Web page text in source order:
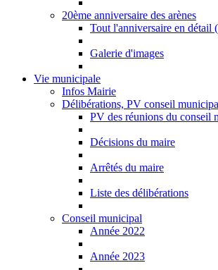
20ème anniversaire des arènes
Tout l'anniversaire en détail
Galerie d'images
Vie municipale
Infos Mairie
Délibérations, PV conseil
PV des réunions du conseil
Décisions du maire
Arrêtés du maire
Liste des délibérations
Conseil municipal
Année 2022
Année 2023